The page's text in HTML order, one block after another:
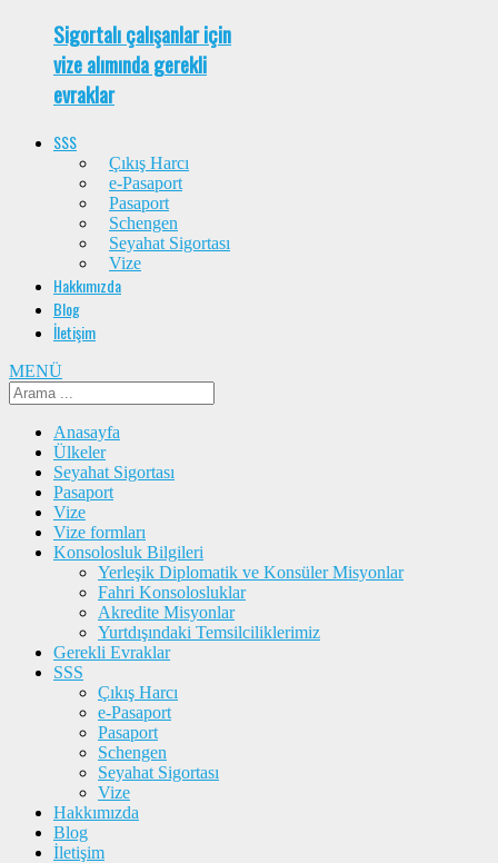
Sigortalı çalışanlar için
vize alımında gerekli
evraklar
SSS
Çıkış Harcı
e-Pasaport
Pasaport
Schengen
Seyahat Sigortası
Vize
Hakkımızda
Blog
İletişim
MENÜ
Anasayfa
Ülkeler
Seyahat Sigortası
Pasaport
Vize
Vize formları
Konsolosluk Bilgileri
Yerleşik Diplomatik ve Konsüler Misyonlar
Fahri Konsolosluklar
Akredite Misyonlar
Yurtdışındaki Temsilciliklerimiz
Gerekli Evraklar
SSS
Çıkış Harcı
e-Pasaport
Pasaport
Schengen
Seyahat Sigortası
Vize
Hakkımızda
Blog
İletişim